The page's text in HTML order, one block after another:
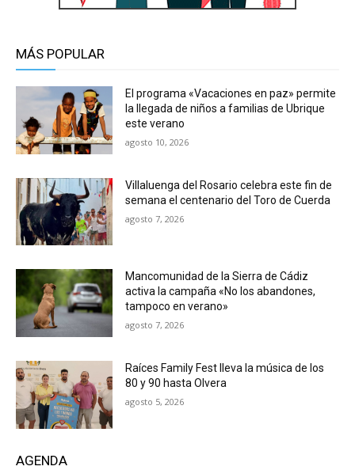
MÁS POPULAR
El programa «Vacaciones en paz» permite
la llegada de niños a familias de Ubrique
este verano
agosto 10, 2026
Villaluenga del Rosario celebra este fin de
semana el centenario del Toro de Cuerda
agosto 7, 2026
Mancomunidad de la Sierra de Cádiz
activa la campaña «No los abandones,
tampoco en verano»
agosto 7, 2026
Raíces Family Fest lleva la música de los
80 y 90 hasta Olvera
agosto 5, 2026
AGENDA